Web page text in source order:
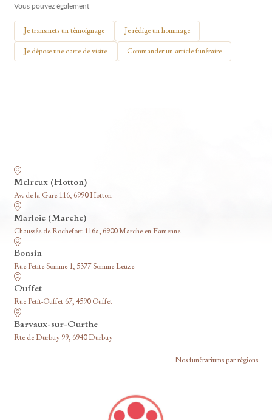
Vous pouvez également
Je transmets un témoignage Je rédige un hommage
Je dépose une carte de visite Commander un article funéraire
Melreux (Hotton)
Av. de la Gare 116, 6990 Hotton
Marloie (Marche)
Chaussée de Rochefort 116a, 6900 Marche-en-Famenne
Bonsin
Rue Petite-Somme 1, 5377 Somme-Leuze
Ouffet
Rue Petit-Ouffet 67, 4590 Ouffet
Barvaux-sur-Ourthe
Rte de Durbuy 99, 6940 Durbuy
Nos funérariums par régions